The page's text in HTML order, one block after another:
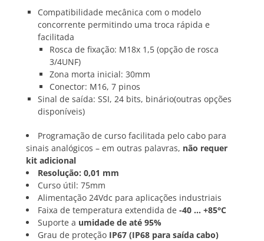
Compatibilidade mecânica com o modelo
concorrente permitindo uma troca rápida e
facilitada
Rosca de fixação: M18x 1,5 (opção de rosca
3/4UNF)
Zona morta inicial: 30mm
Conector: M16, 7 pinos
Sinal de saída: SSI, 24 bits, binário(outras opções
disponíveis)
Programação de curso facilitada pelo cabo para
sinais analógicos – em outras palavras, não requer
kit adicional
Resolução: 0,01 mm
Curso útil: 75mm
Alimentação 24Vdc para aplicações industriais
Faixa de temperatura extendida de -40 … +85°C
Suporte a umidade de até 95%
Grau de proteção IP67 (IP68 para saída cabo)